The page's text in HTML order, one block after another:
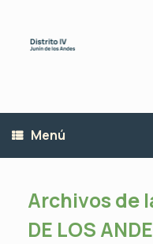
contenido
Menú
Archivos de
DE LOS